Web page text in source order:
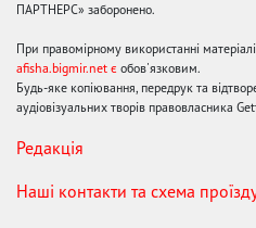
ПАРТНЕРС» заборонено.
При правомірному використанні
afisha.bigmir.net є обов'язковим.
Будь-яке копіювання, передрук та
аудіовізуальних творів правовласника
Редакція
Наші контакти та схема